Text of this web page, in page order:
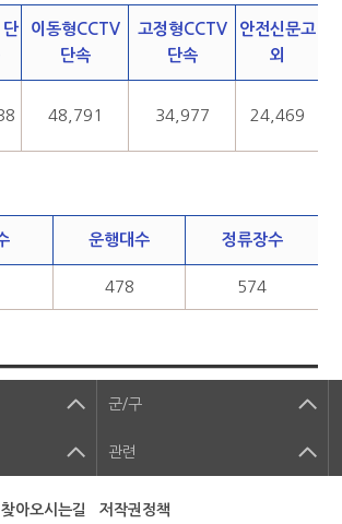
단
이동형CCTV
단속
고정형CCTV
단속
안전신문고
외
48,791 34,977 24,469
운행대수 정류장수
478 574
군/구
관련
찾아오시는길 저작권정책